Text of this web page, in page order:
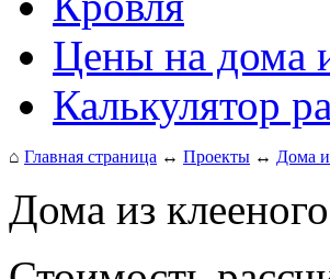
Цены на дома
Калькулятор
⌂ Главная страница ↔ Проекты ↔ Дома
Дома из